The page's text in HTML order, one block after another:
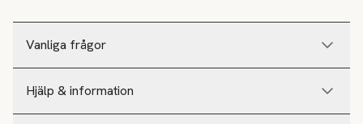
Vanliga frågor
Hjälp & information